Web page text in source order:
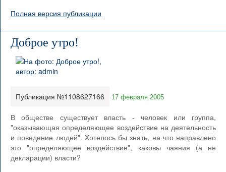
Полная версия публикации
Доброе утро!
Публикация №1108627166 17 февраля 2005
В обществе существует власть - человек или группа,
"оказывающая определяющее воздействие на деятельность
и поведение людей". Хотелось бы знать, на что направлено
это "определяющее воздействие", каковы чаяния (а не
декларации) власти?